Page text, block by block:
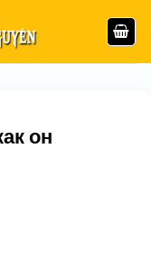
он